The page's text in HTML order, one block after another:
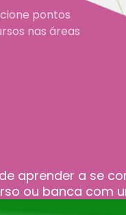
pontos
nas áreas
aprender a se
ou banca com